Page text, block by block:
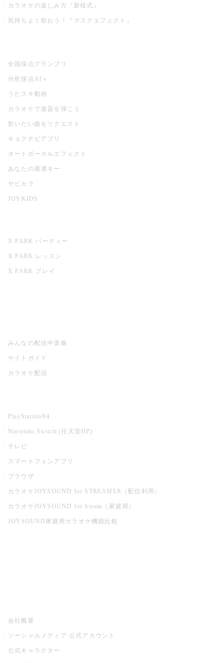
カラオケの楽しみ方『新様式』
気持ちよく歌おう！『マスクエフェクト』
全国採点グランプリ
分析採点AI＋
うたスキ動画
カラオケで楽器を弾こう
歌いたい曲をリクエスト
キョクナビアプリ
オートボーカルエフェクト
あなたの最適キー
サビカラ
JOYKIDS
X PARK パーティー
X PARK レッスン
X PARK プレイ
みんなの配信中楽曲
サイトガイド
カラオケ配信
PlayStation®4
Nintendo Switch (任天堂HP)
テレビ
スマートフォンアプリ
ブラウザ
カラオケJOYSOUND for STREAMER（配信利用）
カラオケJOYSOUND for Steam（家庭用）
JOYSOUND家庭用カラオケ機能比較
会社概要
ソーシャルメディア 公式アカウント
公式キャラクター